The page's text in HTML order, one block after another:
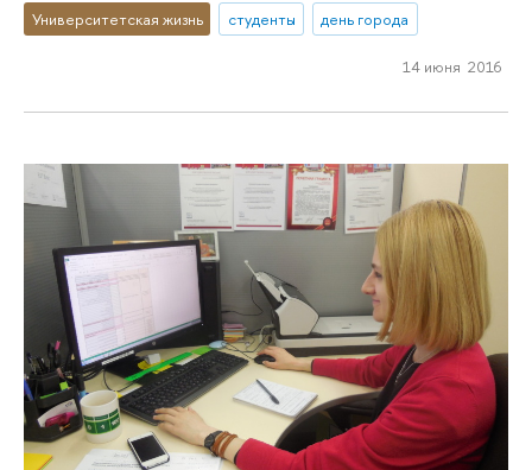
Университетская жизнь студенты день города
14 июня 2016